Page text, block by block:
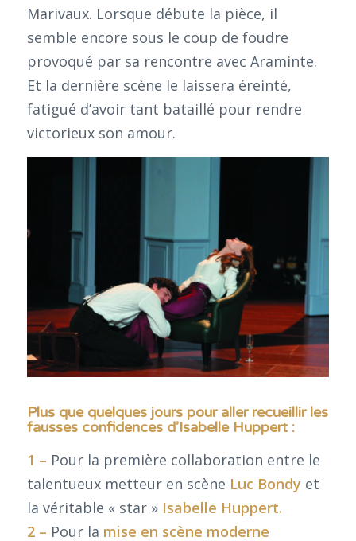
Marivaux. Lorsque débute la pièce, il
semble encore sous le coup de foudre
provoqué par sa rencontre avec Araminte.
Et la dernière scène le laissera éreinté,
fatigué d’avoir tant bataillé pour rendre
victorieux son amour.
Plus que quelques jours pour aller recueillir les
fausses confidences d’Isabelle Huppert :
1 – Pour la première collaboration entre le
talentueux metteur en scène Luc Bondy et
la véritable « star »Isabelle Huppert.
2 – Pour la mise en scène moderne